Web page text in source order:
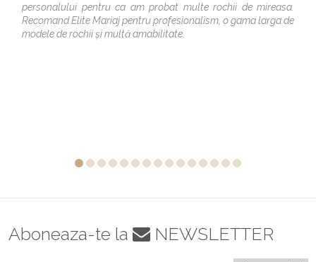
personalului pentru ca am probat multe rochii de mireasa.
Recomand Elite Mariaj pentru profesionalism, o gama larga de
modele de rochii și multă amabilitate.
Aboneaza-te la NEWSLETTER